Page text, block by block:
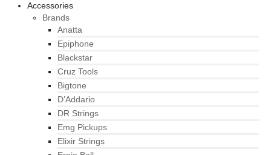
Accessories
Brands
Anatta
Epiphone
Blackstar
Cruz Tools
Bigtone
D’Addario
DR Strings
Emg Pickups
Elixir Strings